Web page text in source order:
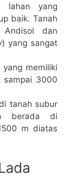
lahan yang
baik. Tanah
dan
) yang sangat
memiliki
sampai 3000
tanah subur
berada di
m diatas